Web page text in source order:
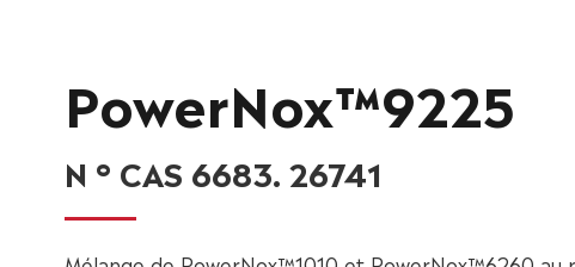
PowerNox™9225
N ° CAS 6683. 26741